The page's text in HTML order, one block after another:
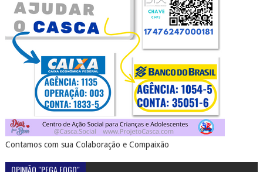
Contamos com sua Colaboração e Compaixão
OPINIÃO "PEGA FOGO"